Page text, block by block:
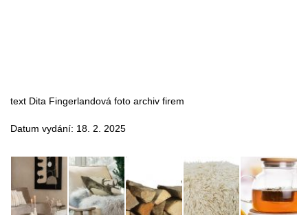
text Dita Fingerlandová foto archiv firem
Datum vydání: 18. 2. 2025